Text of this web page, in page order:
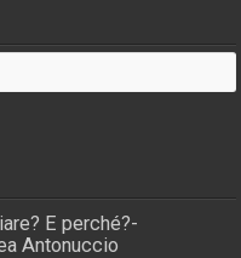
E perché?-
Antonuccio